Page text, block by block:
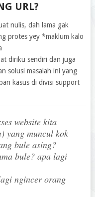
URL?
nulis, dah lama gak
protes yey *maklum kalo
diriku sendiri dan juga
solusi masalah ini yang
kasus di divisi support
website kita
) yang muncul kok
bule asing?
bule? apa lagi
ngincer orang